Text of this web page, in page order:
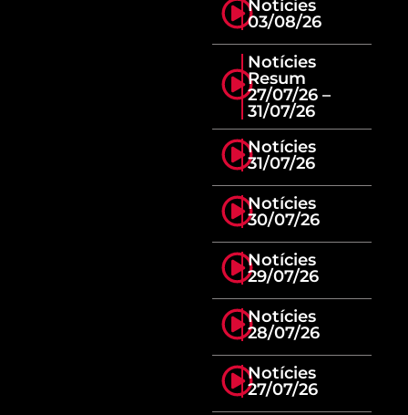
Notícies
03/08/26
Notícies
Resum
27/07/26 –
31/07/26
Notícies
31/07/26
Notícies
30/07/26
Notícies
29/07/26
Notícies
28/07/26
Notícies
27/07/26